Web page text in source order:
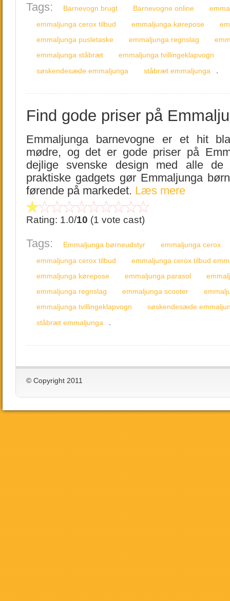
Tags: Barnevogn brugt Barnevogne online
emmaljunga cerox tilbud
emmaljunga kørepose
emmaljunga pusletaske
emmaljunga regnslag
emmaljunga ståbræt
emmaljunga tvillingeklapvogn
søskendesæde emmaljunga
ståbræt emmaljunga .
Find gode priser på
Emmaljunga barnevogne er et hit
mødre, og det er gode priser på
dejlige svenske design med alle
praktiske gadgets gør Emmaljunga
førende på markedet. Læs mere
Rating: 1.0/10 (1 vote cast)
Tags: Emmaljunga børneudstyr
emmaljunga cerox
emmaljunga cerox tilbud
emmaljunga cerox tilbud
emmaljunga kørepose
emmaljunga parasol
emmaljunga regnslag
emmaljunga scooter
emmaljunga tvillingeklapvogn
søskendesæde
ståbræt emmaljunga
.
© Copyright 2011